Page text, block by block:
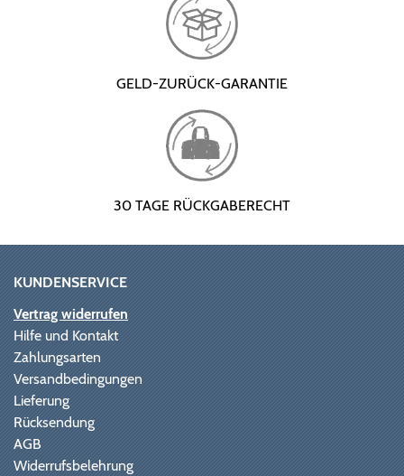
GELD-ZURÜCK-GARANTIE
30 TAGE RÜCKGABERECHT
KUNDENSERVICE
Vertrag widerrufen
Hilfe und Kontakt
Zahlungsarten
Versandbedingungen
Lieferung
Rücksendung
AGB
Widerrufsbelehrung